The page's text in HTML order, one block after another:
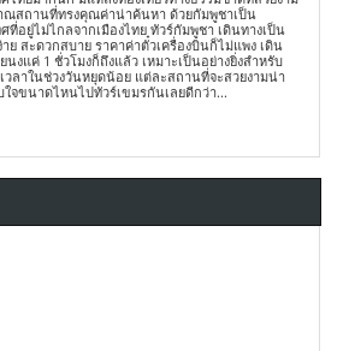
ณสถานที่ทรงคุณค่าน่าค้นหา ด้วยกัมพูชาเป็น
ศที่อยู่ไม่ไกลจากเมืองไทย ทัวร์กัมพูชา เดินทางเป็น
าย สะดวกสบาย ราคาค่าตั๋วเครื่องบินก็ไม่แพง เดิน
นงแค่ 1 ชั่วโมงก็ถึงแล้ว เหมาะเป็นอย่างยิ่งสำหรับ
วลาในช่วงวันหยุดน้อย แต่ละสถานที่จะสวยงามน่า
ใจขนาดไหนไปทัวร์เขมรกันเลยดีกว่า...